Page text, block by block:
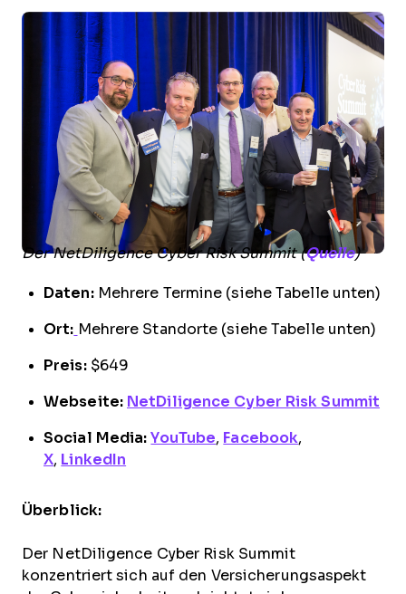
Der NetDiligence Cyber Risk Summit (Quelle)
Daten:Mehrere Termine (siehe Tabelle unten)
Ort: Mehrere Standorte (siehe Tabelle unten)
Preis:$649
Webseite: NetDiligence Cyber Risk Summit
Social Media: YouTube, Facebook,
X, LinkedIn
Überblick:
Der NetDiligence Cyber Risk Summit
konzentriert sich auf den Versicherungsaspekt